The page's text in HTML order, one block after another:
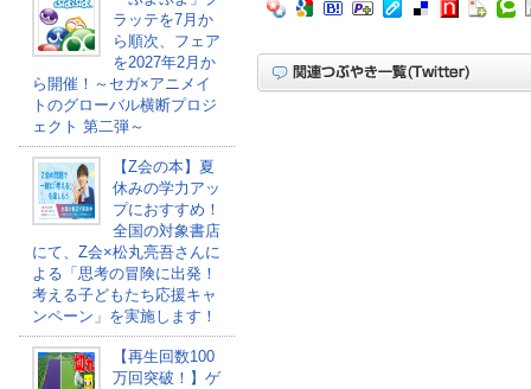
ラッテを7月か
ら順次、フェア
を2027年2月か
ら開催！～セガ×アニメイ
トのグローバル横断プロジ
ェクト 第二弾～
【Z会の本】夏
休みの学力アッ
プにおすすめ！
全国の対象書店
にて、Z会×松丸亮吾さんに
よる「思考の冒険に出発！
考える子どもたち応援キャ
ンペーン」を実施します！
【再生回数100
万回突破！】ゲ